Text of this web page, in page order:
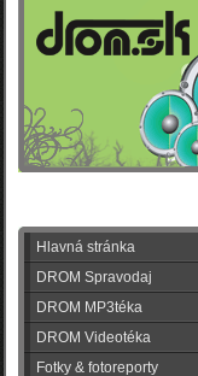
Hlavná stránka
DROM Spravodaj
DROM MP3téka
DROM Videotéka
Fotky & fotoreporty